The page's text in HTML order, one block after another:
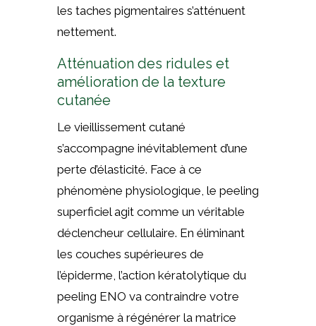
les taches pigmentaires s’atténuent
nettement.
Atténuation des ridules et
amélioration de la texture
cutanée
Le vieillissement cutané
s’accompagne inévitablement d’une
perte d’élasticité. Face à ce
phénomène physiologique, le peeling
superficiel agit comme un véritable
déclencheur cellulaire. En éliminant
les couches supérieures de
l’épiderme, l’action kératolytique du
peeling ENO va contraindre votre
organisme à régénérer la matrice